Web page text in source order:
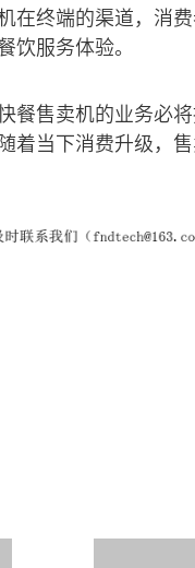
在终端的渠道，消
服务体验。
餐售卖机的业务必
着当下消费升级，